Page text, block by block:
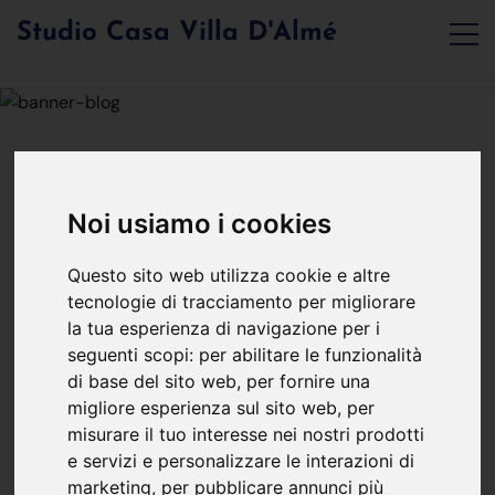
Noi usiamo i cookies
Questo sito web utilizza cookie e altre
tecnologie di tracciamento per migliorare
la tua esperienza di navigazione per i
seguenti scopi: per abilitare le funzionalità
di base del sito web, per fornire una
migliore esperienza sul sito web, per
misurare il tuo interesse nei nostri prodotti
e servizi e personalizzare le interazioni di
marketing, per pubblicare annunci più
Studio Casa Villa D'Almé
MERCATO IMMOBILIARE
PRIMA DI ENTRARE
IN CASA TOGLITI LE
SCARPE!
16 giugno